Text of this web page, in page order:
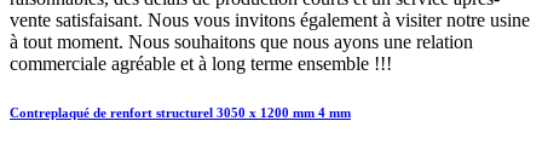
vente satisfaisant. Nous vous invitons également à visiter notre usine
à tout moment. Nous souhaitons que nous ayons une relation
commerciale agréable et à long terme ensemble !!!
Contreplaqué de renfort structurel 3050 x 1200 mm 4 mm